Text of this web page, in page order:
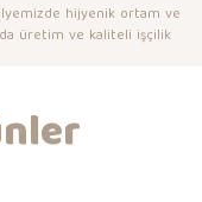
hijyenik ortam ve
üretim ve kaliteli işçilik